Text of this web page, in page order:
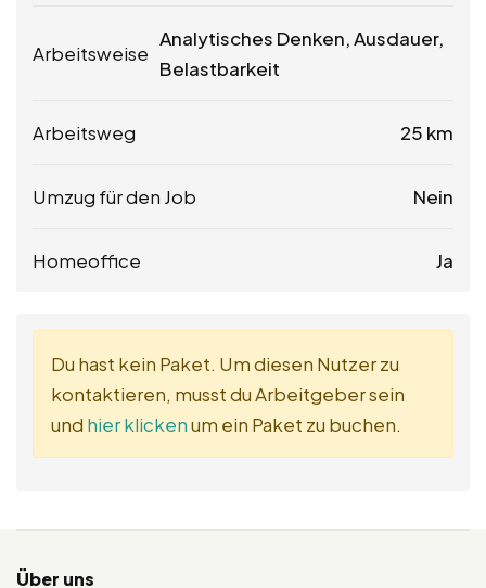
Arbeitsweise
Analytisches Denken, Ausdauer,
Belastbarkeit
Arbeitsweg 25 km
Umzug für den Job Nein
Homeoffice Ja
Du hast kein Paket. Um diesen Nutzer zu
kontaktieren, musst du Arbeitgeber sein
und hier klickenum ein Paket zu buchen.
Über uns